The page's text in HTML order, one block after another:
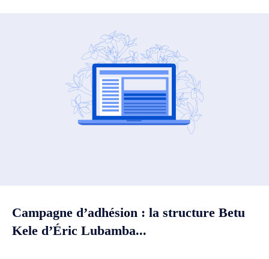
Campagne d’adhésion : la structure Betu
Kele d’Éric Lubamba...